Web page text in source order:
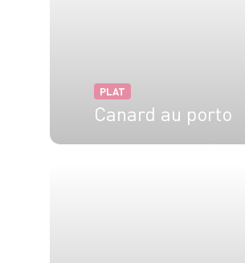
PLAT
Canard au porto